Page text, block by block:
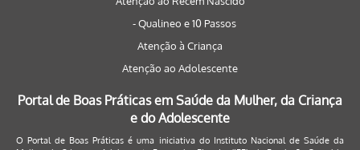
- Qualineo e 10 Passos
Atenção à Criança
Atenção ao Adolescente
Portal de Boas Práticas em Saúde da Mulher, da Criança
e do Adolescente
O Portal de Boas Práticas é uma iniciativa do Instituto Nacional de Saúde da